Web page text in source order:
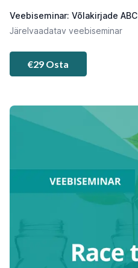
Veebiseminar: Võlakirjade ABC
Järelvaadatav veebiseminar
€29 Osta